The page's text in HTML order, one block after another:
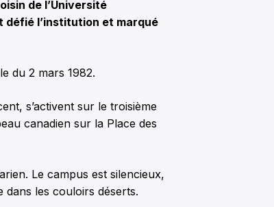
de l’Université
défié l’institution et marqué
du 2 mars 1982.
s’activent sur le troisième
canadien sur la Place des
Le campus est silencieux,
dans les couloirs déserts.